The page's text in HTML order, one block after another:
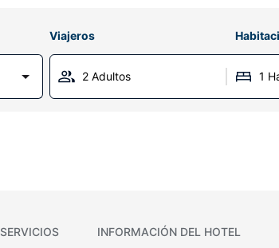
Viajeros
2 Adultos 1
SERVICIOS INFORMACIÓN DEL HOTEL